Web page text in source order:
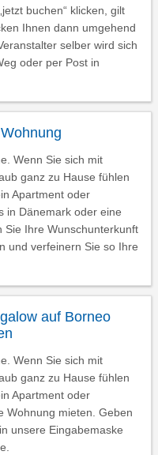
buchen“ klicken, gilt
Ihnen dann umgehend
selber wird sich
oder per Post in
Wenn Sie sich mit
ganz zu Hause fühlen
Apartment oder
in Dänemark oder eine
Sie Ihre Wunschunterkunft
und verfeinern Sie so Ihre
auf Borneo
Wenn Sie sich mit
ganz zu Hause fühlen
Apartment oder
Wohnung mieten. Geben
unsere Eingabemaske